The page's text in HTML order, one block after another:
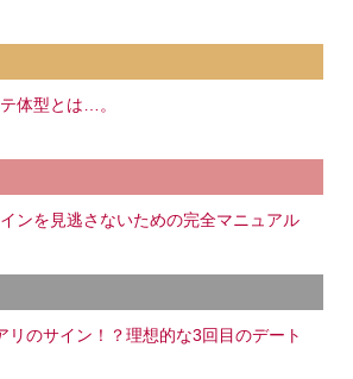
体型とは…。
ンを見逃さないための完全マニュアル
リのサイン！？理想的な3回目のデート